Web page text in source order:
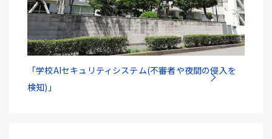
「学校AIセキュリティシステム(不審者や夜間の侵入を
検知)」